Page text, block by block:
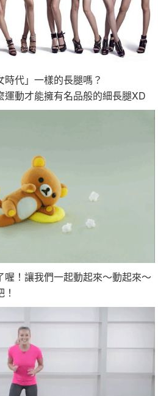
代」一樣的長腿嗎？
動才能擁有名品般的細長腿XD
！讓我們一起動起來～動起來～